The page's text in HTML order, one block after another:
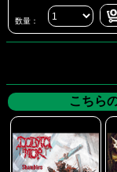
数量：
こちら